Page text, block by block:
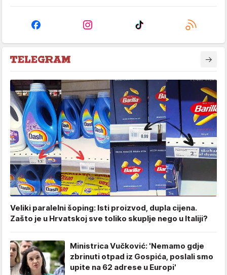
Veliki paralelni šoping: Isti proizvod, dupla cijena.
Zašto je u Hrvatskoj sve toliko skuplje nego u Italiji?
Ministrica Vučković: 'Nemamo gdje
zbrinuti otpad iz Gospića, poslali smo
upite na 62 adrese u Europi'